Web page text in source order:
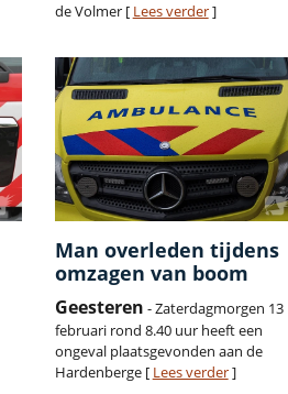
de Volmer [ Lees verder]
Man overleden tijdens
omzagen van boom
Geesteren - Zaterdagmorgen 13
februari rond 8.40 uur heeft een
ongeval plaatsgevonden aan de
Hardenberge [ Lees verder]